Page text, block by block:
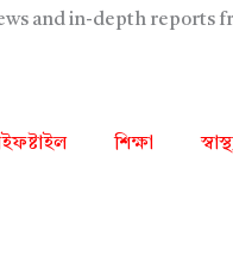
and in-depth reports
শিক্ষা